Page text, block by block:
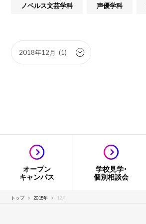
ノベルス文芸学科 声優学科
オープン
キャンパス
学校見学・
個別相談会
トップ 2018年 12月